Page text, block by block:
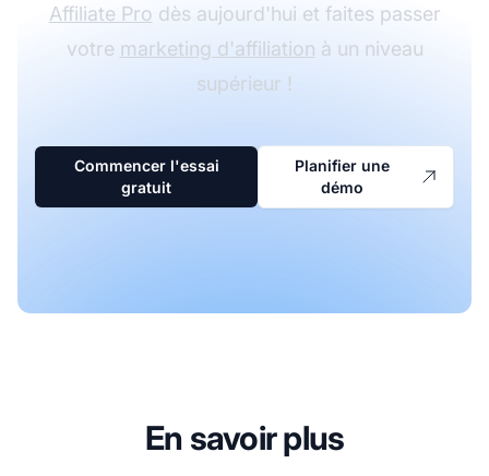
Affiliate Pro dès aujourd'hui et faites passer
votre marketing d'affiliation à un niveau
supérieur !
Commencer l'essai
gratuit
Planifier une
démo
En savoir plus